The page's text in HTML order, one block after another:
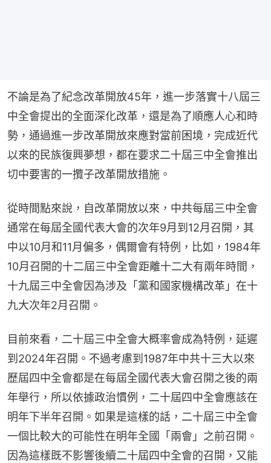
不論是為了紀念改革開放45年，進一步落實十八屆三
中全會提出的全面深化改革，還是為了順應人心和時
勢，通過進一步改革開放來應對當前困境，完成近代
以來的民族復興夢想，都在要求二十屆三中全會推出
切中要害的一攬子改革開放措施。
從時間點來說，自改革開放以來，中共每屆三中全會
通常在每屆全國代表大會的次年9月到12月召開，其
中以10月和11月偏多，偶爾會有特例，比如，1984年
10月召開的十二屆三中全會距離十二大有兩年時間，
十九屆三中全會因為涉及「黨和國家機構改革」在十
九大次年2月召開。
目前來看，二十屆三中全會大概率會成為特例，延遲
到2024年召開。不過考慮到1987年中共十三大以來
歷屆四中全會都是在每屆全國代表大會召開之後的兩
年舉行，所以依據政治慣例，二十屆四中全會應該在
明年下半年召開。如果是這樣的話，二十屆三中全會
一個比較大的可能性在明年全國「兩會」之前召開。
因為這樣既不影響後續二十屆四中全會的召開，又能